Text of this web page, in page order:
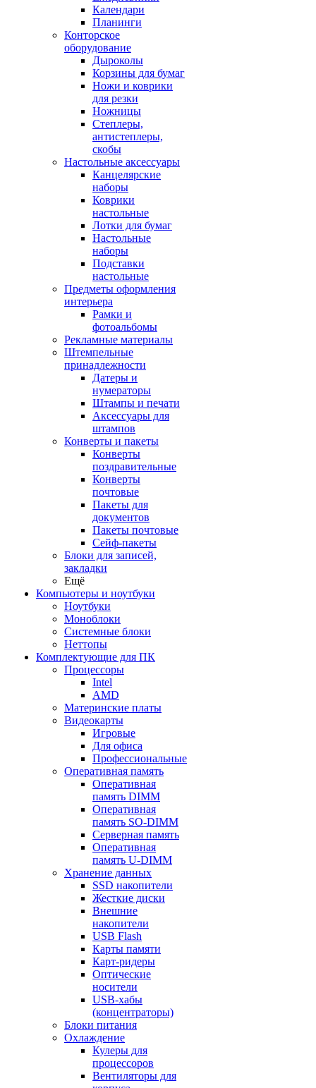
Календари
Планинги
Конторское
оборудование
Дыроколы
Корзины для бумаг
Ножи и коврики
для резки
Ножницы
Степлеры,
антистеплеры,
скобы
Настольные аксессуары
Канцелярские
наборы
Коврики
настольные
Лотки для бумаг
Настольные
наборы
Подставки
настольные
Предметы оформления
интерьера
Рамки и
фотоальбомы
Рекламные материалы
Штемпельные
принадлежности
Датеры и
нумераторы
Штампы и печати
Аксессуары для
штампов
Конверты и пакеты
Конверты
поздравительные
Конверты
почтовые
Пакеты для
документов
Пакеты почтовые
Сейф-пакеты
Блоки для записей,
закладки
Ещё
Компьютеры и ноутбуки
Ноутбуки
Моноблоки
Системные блоки
Неттопы
Комплектующие для ПК
Процессоры
Intel
AMD
Материнские платы
Видеокарты
Игровые
Для офиса
Профессиональные
Оперативная память
Оперативная
память DIMM
Оперативная
память SO-DIMM
Серверная память
Оперативная
память U-DIMM
Хранение данных
SSD накопители
Жесткие диски
Внешние
накопители
USB Flash
Карты памяти
Карт-ридеры
Оптические
носители
USB-хабы
(концентраторы)
Блоки питания
Охлаждение
Кулеры для
процессоров
Вентиляторы для